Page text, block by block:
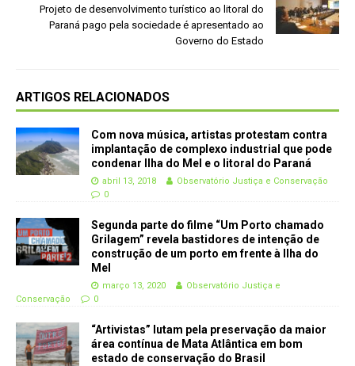
Projeto de desenvolvimento turístico ao litoral do
Paraná pago pela sociedade é apresentado ao
Governo do Estado
ARTIGOS RELACIONADOS
Com nova música, artistas protestam contra
implantação de complexo industrial que pode
condenar Ilha do Mel e o litoral do Paraná
abril 13, 2018
Observatório Justiça e Conservação
0
Segunda parte do filme “Um Porto chamado
Grilagem” revela bastidores de intenção de
construção de um porto em frente à Ilha do
Mel
março 13, 2020
Observatório Justiça e
Conservação
0
“Artivistas” lutam pela preservação da maior
área contínua de Mata Atlântica em bom
estado de conservação do Brasil